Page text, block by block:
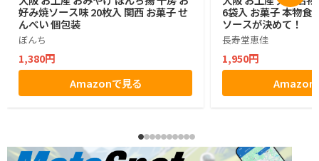
好み焼ソース味 20枚入 関西 お菓子 せ
んべい 個包装
ぼんち
1,380円
Amazonで見る
6袋入 お菓子 本物食
ソースが決めて！
長寿堂恵佳
1,950円
Amazon